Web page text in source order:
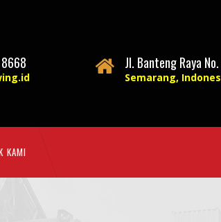
Jl. Banteng Raya
Semarang,
KAMI